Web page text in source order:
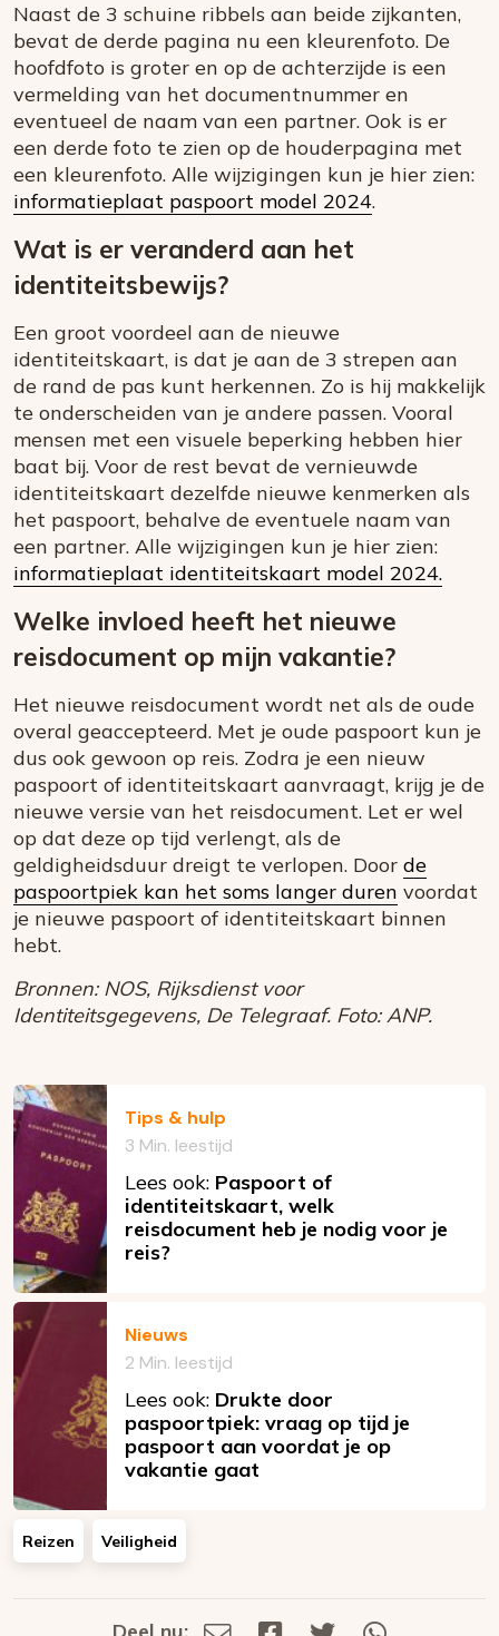
Naast de 3 schuine ribbels aan beide zijkanten,
bevat de derde pagina nu een kleurenfoto. De
hoofdfoto is groter en op de achterzijde is een
vermelding van het documentnummer en
eventueel de naam van een partner. Ook is er
een derde foto te zien op de houderpagina met
een kleurenfoto. Alle wijzigingen kun je hier zien:
informatieplaat paspoort model 2024.
Wat is er veranderd aan het
identiteitsbewijs?
Een groot voordeel aan de nieuwe
identiteitskaart, is dat je aan de 3 strepen aan
de rand de pas kunt herkennen. Zo is hij makkelijk
te onderscheiden van je andere passen. Vooral
mensen met een visuele beperking hebben hier
baat bij. Voor de rest bevat de vernieuwde
identiteitskaart dezelfde nieuwe kenmerken als
het paspoort, behalve de eventuele naam van
een partner. Alle wijzigingen kun je hier zien:
informatieplaat identiteitskaart model 2024.
Welke invloed heeft het nieuwe
reisdocument op mijn vakantie?
Het nieuwe reisdocument wordt net als de oude
overal geaccepteerd. Met je oude paspoort kun je
dus ook gewoon op reis. Zodra je een nieuw
paspoort of identiteitskaart aanvraagt, krijg je de
nieuwe versie van het reisdocument. Let er wel
op dat deze op tijd verlengt, als de
geldigheidsduur dreigt te verlopen. Door de
paspoortpiek kan het soms langer duren voordat
je nieuwe paspoort of identiteitskaart binnen
hebt.
Bronnen: NOS, Rijksdienst voor
Identiteitsgegevens, De Telegraaf. Foto: ANP.
Tips & hulp
3 Min. leestijd
Lees ook: Paspoort of
identiteitskaart, welk
reisdocument heb je nodig voor je
reis?
Nieuws
2 Min. leestijd
Lees ook: Drukte door
paspoortpiek: vraag op tijd je
paspoort aan voordat je op
vakantie gaat
Reizen Veiligheid